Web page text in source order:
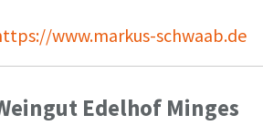
www.markus-schwaab.de
Edelhof Minges